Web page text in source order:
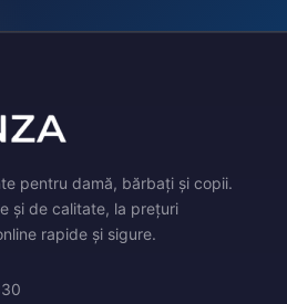
pentru damă, bărbați și copii.
și de calitate, la prețuri
rapide și sigure.